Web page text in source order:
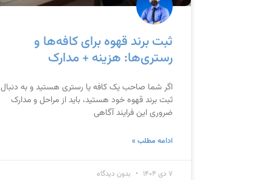
ثبت برند قهوه برای کافه‌ها و
رستری‌ها: هزینه + مدارک
اگر شما صاحب یک کافه یا رستری هستید و به دنبال
ثبت برند قهوه خود هستید، باید از مراحل و مدارک
ضروری این فرایند آگاهی
ادامه مطلب »
۷ دی ۱۴۰۴ بدون دیدگاه